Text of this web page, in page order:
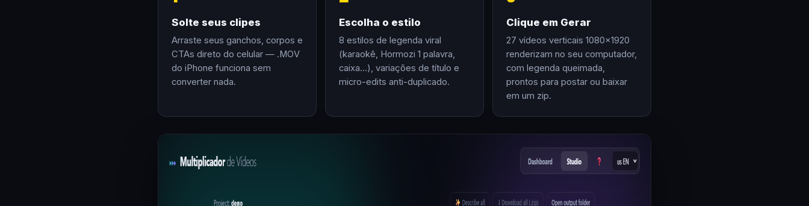
Solte seus clipes
Arraste seus ganchos, corpos e
CTAs direto do celular — .MOV
do iPhone funciona sem
converter nada.
Escolha o estilo
8 estilos de legenda viral
(karaokê, Hormozi 1 palavra,
caixa…), variações de título e
micro-edits anti-duplicado.
Clique em Gerar
27 vídeos verticais 1080×1920
renderizam no seu computador,
com legenda queimada,
prontos para postar ou baixar
em um zip.